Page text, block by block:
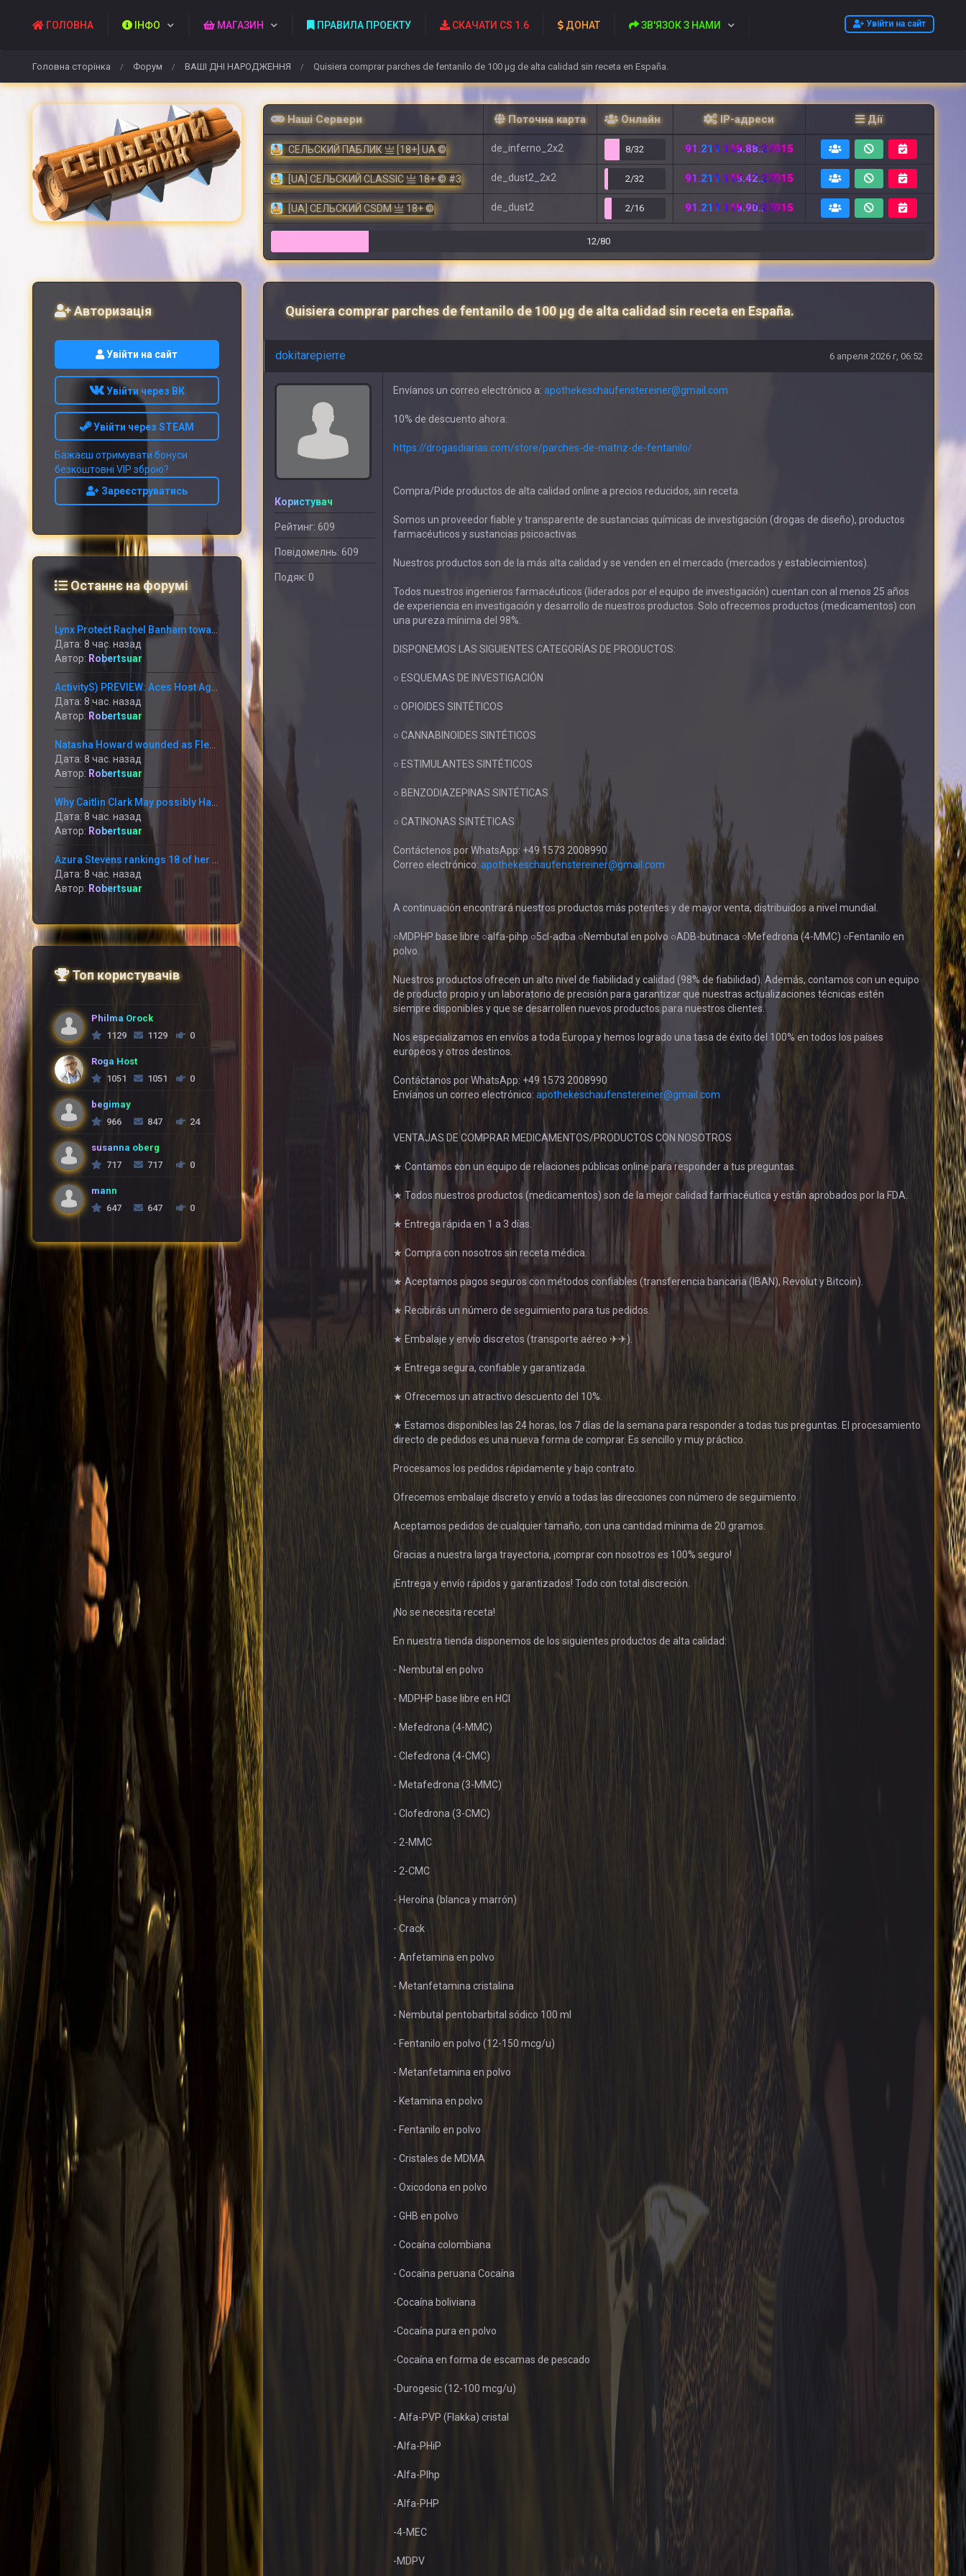
Увійти на сайт
ГОЛОВНА ІНФО МАГАЗИН ПРАВИЛА ПРОЕКТУ СКАЧАТИ CS 1.6 ДОНАТ ЗВ'ЯЗОК З НАМИ
Головна сторінка / Форум / ВАШІ ДНІ НАРОДЖЕННЯ / Quisiera comprar parches de fentanilo de 100 µg de alta calidad sin receta en España.
Наші Сервери Поточна карта Онлайн IP-адреси Дії
СЕЛЬСКИЙ ПАБЛИК 亗 [18+] UA © de_inferno_2x2 8/32 91.211.118.88:27015
[UA] СЕЛЬСКИЙ CLASSIC 亗 18+ © #3 de_dust2_2x2 2/32 91.211.118.42:27015
[UA] СЕЛЬСКИЙ CSDM 亗 18+ © de_dust2 2/16 91.211.118.90:27015
12/80
Quisiera comprar parches de fentanilo de 100 µg de alta calidad sin receta en España.
dokitarepierre 6 апреля 2026 г, 06:52
Користувач
Рейтинг: 609
Повідомелнь: 609
Подяк: 0
Envíanos un correo electrónico a: apothekeschaufenstereiner@gmail.com
10% de descuento ahora:
https://drogasdiarias.com/store/parches-de-matriz-de-fentanilo/
Compra/Pide productos de alta calidad online a precios reducidos, sin receta.
Somos un proveedor fiable y transparente de sustancias químicas de investigación (drogas de diseño), productos
farmacéuticos y sustancias psicoactivas.
Nuestros productos son de la más alta calidad y se venden en el mercado (mercados y establecimientos).
Todos nuestros ingenieros farmacéuticos (liderados por el equipo de investigación) cuentan con al menos 25 años
de experiencia en investigación y desarrollo de nuestros productos. Solo ofrecemos productos (medicamentos) con
una pureza mínima del 98%.
DISPONEMOS LAS SIGUIENTES CATEGORÍAS DE PRODUCTOS:
○ ESQUEMAS DE INVESTIGACIÓN
○ OPIOIDES SINTÉTICOS
○ CANNABINOIDES SINTÉTICOS
○ ESTIMULANTES SINTÉTICOS
○ BENZODIAZEPINAS SINTÉTICAS
○ CATINONAS SINTÉTICAS
Contáctenos por WhatsApp: +49 1573 2008990
Correo electrónico: apothekeschaufenstereiner@gmail.com
A continuación encontrará nuestros productos más potentes y de mayor venta, distribuidos a nivel mundial.
○MDPHP base libre ○alfa-pihp ○5cl-adba ○Nembutal en polvo ○ADB-butinaca ○Mefedrona (4-MMC) ○Fentanilo en
polvo.
Nuestros productos ofrecen un alto nivel de fiabilidad y calidad (98% de fiabilidad). Además, contamos con un equipo
de producto propio y un laboratorio de precisión para garantizar que nuestras actualizaciones técnicas estén
siempre disponibles y que se desarrollen nuevos productos para nuestros clientes.
Nos especializamos en envíos a toda Europa y hemos logrado una tasa de éxito del 100% en todos los países
europeos y otros destinos.
Contáctanos por WhatsApp: +49 1573 2008990
Envíanos un correo electrónico: apothekeschaufenstereiner@gmail.com
VENTAJAS DE COMPRAR MEDICAMENTOS/PRODUCTOS CON NOSOTROS
★ Contamos con un equipo de relaciones públicas online para responder a tus preguntas.
★ Todos nuestros productos (medicamentos) son de la mejor calidad farmacéutica y están aprobados por la FDA.
★ Entrega rápida en 1 a 3 días.
★ Compra con nosotros sin receta médica.
★ Aceptamos pagos seguros con métodos confiables (transferencia bancaria (IBAN), Revolut y Bitcoin).
★ Recibirás un número de seguimiento para tus pedidos.
★ Embalaje y envío discretos (transporte aéreo ✈✈).
★ Entrega segura, confiable y garantizada.
★ Ofrecemos un atractivo descuento del 10%.
★ Estamos disponibles las 24 horas, los 7 días de la semana para responder a todas tus preguntas. El procesamiento
directo de pedidos es una nueva forma de comprar. Es sencillo y muy práctico.
Procesamos los pedidos rápidamente y bajo contrato.
Ofrecemos embalaje discreto y envío a todas las direcciones con número de seguimiento.
Aceptamos pedidos de cualquier tamaño, con una cantidad mínima de 20 gramos.
Gracias a nuestra larga trayectoria, ¡comprar con nosotros es 100% seguro!
¡Entrega y envío rápidos y garantizados! Todo con total discreción.
¡No se necesita receta!
En nuestra tienda disponemos de los siguientes productos de alta calidad:
- Nembutal en polvo
- MDPHP base libre en HCl
- Mefedrona (4-MMC)
- Clefedrona (4-CMC)
- Metafedrona (3-MMC)
- Clofedrona (3-CMC)
- 2-MMC
- 2-CMC
- Heroína (blanca y marrón)
- Crack
- Anfetamina en polvo
- Metanfetamina cristalina
- Nembutal pentobarbital sódico 100 ml
- Fentanilo en polvo (12-150 mcg/u)
- Metanfetamina en polvo
- Ketamina en polvo
- Fentanilo en polvo
- Cristales de MDMA
- Oxicodona en polvo
- GHB en polvo
- Cocaína colombiana
- Cocaína peruana Cocaína
-Cocaína boliviana
-Cocaína pura en polvo
-Cocaína en forma de escamas de pescado
-Durogesic (12-100 mcg/u)
- Alfa-PVP (Flakka) cristal
-Alfa-PHiP
-Alfa-PIhp
-Alfa-PHP
-4-MEC
-MDPV
Авторизація
Увійти на сайт
Увійти через ВК
Увійти через STEAM
Бажаєш отримувати бонуси
безкоштовні VIP зброю?
Зареєструватись
Останнє на форумі
Дата: 8 час. назад
Автор: Robertsuar
Дата: 8 час. назад
Автор: Robertsuar
Natasha Howard wounded as Flexibility go through annoying reduction in the direction of the Mercury
Дата: 8 час. назад
Автор: Robertsuar
Дата: 8 час. назад
Автор: Robertsuar
Дата: 8 час. назад
Автор: Robertsuar
Топ користувачів
Philma Orock
1129
1129 0
Roga Host
1051
1051 0
begimay
966
847 24
susanna oberg
717
717 0
mann
647
647 0